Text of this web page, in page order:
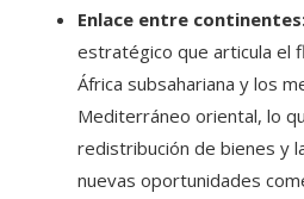
Enlace entre
estratégico que articula el
África subsahariana y los
Mediterráneo oriental, lo
redistribución de bienes y
nuevas oportunidades